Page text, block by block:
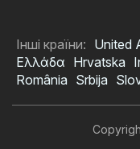
Інші країни: United
Ελλάδα Hrvatska
România Srbija